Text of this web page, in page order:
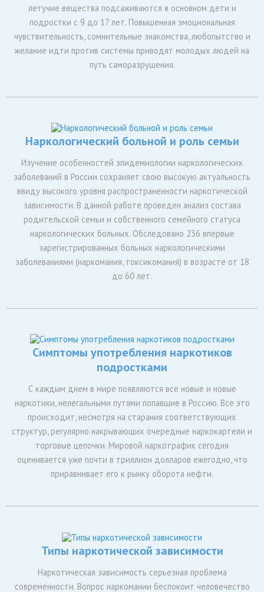
летучие вещества подсаживаются в основном дети и
подростки с 9 до 17 лет. Повышенная эмоциональная
чувствительность, сомнительные знакомства, любопытство и
желание идти против системы приводят молодых людей на
путь саморазрушения.
Наркологический больной и роль семьи
Изучение особенностей эпидемиологии наркологических
заболеваний в России сохраняет свою высокую актуальность
ввиду высокого уровня распространенности наркотической
зависимости. В данной работе проведен анализ состава
родительской семьи и собственного семейного статуса
наркологических больных. Обследовано 236 впервые
зарегистрированных больных наркологическими
заболеваниями (наркомания, токсикомания) в возрасте от 18
до 60 лет.
Симптомы употребления наркотиков
подростками
С каждым днем в мире появляются все новые и новые
наркотики, нелегальными путями попавшие в Россию. Все это
происходит, несмотря на старания соответствующих
структур, регулярно накрывающих очередные наркокартели и
торговые цепочки. Мировой наркотрафик сегодня
оценивается уже почти в триллион долларов ежегодно, что
приравнивает его к рынку оборота нефти.
Типы наркотической зависимости
Наркотическая зависимость серьезная проблема
современности. Вопрос наркомании беспокоит человечество